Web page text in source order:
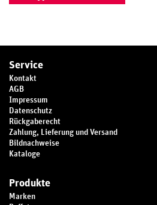
Service
Kontakt
AGB
Impressum
Datenschutz
Rückgaberecht
Zahlung, Lieferung und Versand
Bildnachweise
Kataloge
Produkte
Marken